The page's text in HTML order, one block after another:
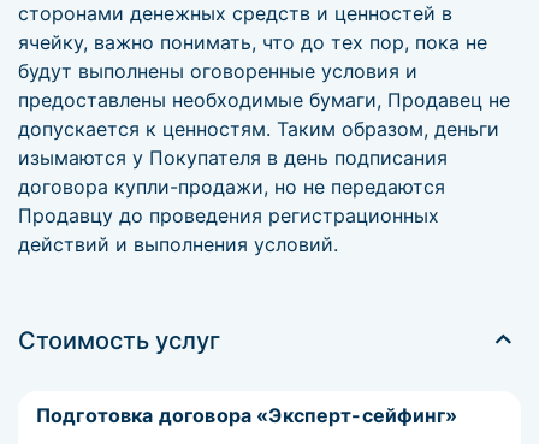
сторонами денежных средств и ценностей в
ячейку, важно понимать, что до тех пор, пока не
будут выполнены оговоренные условия и
предоставлены необходимые бумаги, Продавец не
допускается к ценностям. Таким образом, деньги
изымаются у Покупателя в день подписания
договора купли-продажи, но не передаются
Продавцу до проведения регистрационных
действий и выполнения условий.
Стоимость услуг
Подготовка договора «Эксперт-сейфинг»